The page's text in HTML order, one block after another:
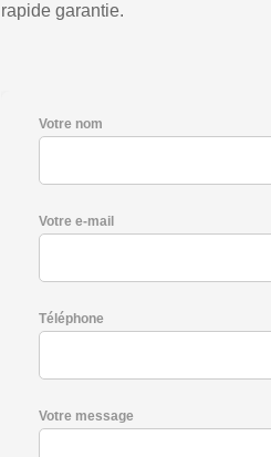
rapide garantie.
Votre nom
Votre e-mail
Téléphone
Votre message